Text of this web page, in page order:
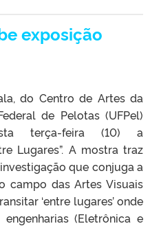
exposição
do Centro de Artes da
de Pelotas (UFPel)
terça-feira (10) a
Lugares”. A mostra traz
que conjuga a
campo das Artes Visuais
‘entre lugares’ onde
(Eletrônica e